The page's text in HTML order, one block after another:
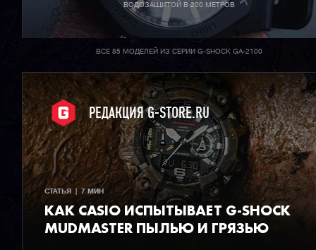
ВОДОЗАЩИТОЙ В 200 МЕТРОВ
ВСЕ 85 МОДЕЛЕЙ ИЗ СЕРИИ G-SHOCK GA-2100
РЕДАКЦИЯ G-STORE.RU
СТАТЬЯ  |  7 МИН
КАК CASIO ИСПЫТЫВАЕТ G-SHOCK
MUDMASTER ПЫЛЬЮ И ГРЯЗЬЮ